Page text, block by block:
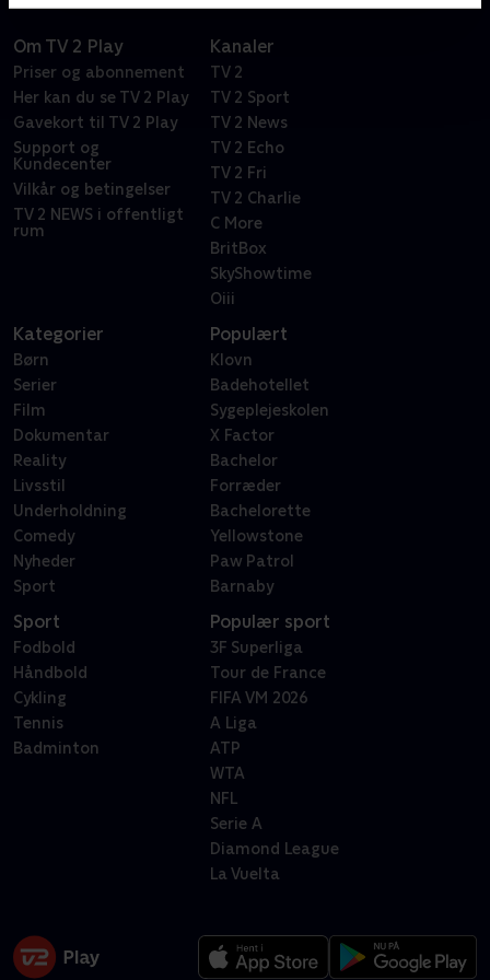
Om TV 2 Play
Priser og abonnement
Her kan du se TV 2 Play
Gavekort til TV 2 Play
Support og
Kundecenter
Vilkår og betingelser
TV 2 NEWS i offentligt
rum
Kanaler
TV 2
TV 2 Sport
TV 2 News
TV 2 Echo
TV 2 Fri
TV 2 Charlie
C More
BritBox
SkyShowtime
Oiii
Kategorier
Børn
Serier
Film
Dokumentar
Reality
Livsstil
Underholdning
Comedy
Nyheder
Sport
Populært
Klovn
Badehotellet
Sygeplejeskolen
X Factor
Bachelor
Forræder
Bachelorette
Yellowstone
Paw Patrol
Barnaby
Sport
Fodbold
Håndbold
Cykling
Tennis
Badminton
Populær sport
3F Superliga
Tour de France
FIFA VM 2026
A Liga
ATP
WTA
NFL
Serie A
Diamond League
La Vuelta